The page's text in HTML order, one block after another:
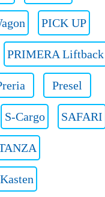
PICK UP
PRIMERA Liftback
Presel
S-Cargo SAFARI